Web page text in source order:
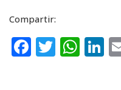
Compartir:
F T W Li